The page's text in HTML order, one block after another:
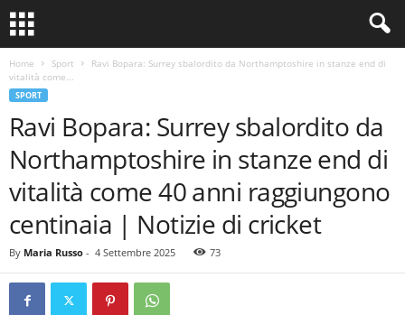
Home Sport
Ravi Bopara: Surrey sbalordito da Northamptoshire in stanze end di
vitalità come...
SPORT
Ravi Bopara: Surrey sbalordito da
Northamptoshire in stanze end di
vitalità come 40 anni raggiungono
centinaia | Notizie di cricket
By Maria Russo - 4 Settembre 2025 73